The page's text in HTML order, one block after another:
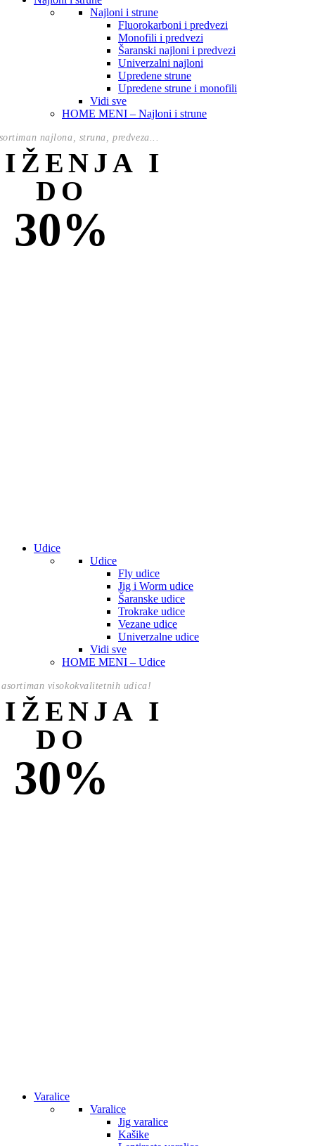
Najloni i strune
Fluorokarboni i predvezi
Monofili i predvezi
Šaranski najloni i predvezi
Univerzalni najloni
Upredene strune
Upredene strune i monofili
Vidi sve
HOME MENI – Najloni i strune
najlona, struna, predveza...
I
DO
30%
Udice
Udice
Fly udice
Jig i Worm udice
Šaranske udice
Trokrake udice
Vezane udice
Univerzalne udice
Vidi sve
HOME MENI – Udice
visokokvalitetnih udica!
I
DO
30%
Varalice
Varalice
Jig varalice
Kašike